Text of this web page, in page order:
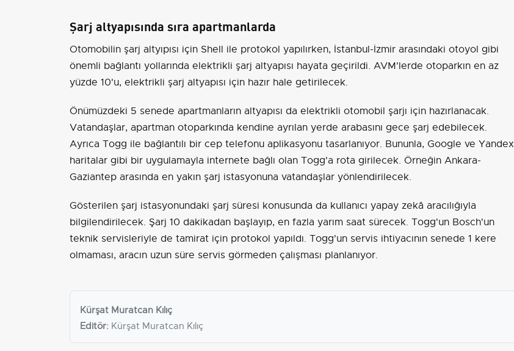
Şarj altyapısında sıra apartmanlarda
Otomobilin şarj altyıpısı için Shell ile protokol yapılırken, İstanbul-İzmir arasındaki otoyol gibi
önemli bağlantı yollarında elektrikli şarj altyapısı hayata geçirildi. AVM'lerde otoparkın en az
yüzde 10'u, elektrikli şarj altyapısı için hazır hale getirilecek.
Önümüzdeki 5 senede apartmanların altyapısı da elektrikli otomobil şarjı için hazırlanacak.
Vatandaşlar, apartman otoparkında kendine ayrılan yerde arabasını gece şarj edebilecek.
Ayrıca Togg ile bağlantılı bir cep telefonu aplikasyonu tasarlanıyor. Bununla, Google ve Yandex
haritalar gibi bir uygulamayla internete bağlı olan Togg'a rota girilecek. Örneğin Ankara-
Gaziantep arasında en yakın şarj istasyonuna vatandaşlar yönlendirilecek.
Gösterilen şarj istasyonundaki şarj süresi konusunda da kullanıcı yapay zekâ aracılığıyla
bilgilendirilecek. Şarj 10 dakikadan başlayıp, en fazla yarım saat sürecek. Togg'un Bosch'un
teknik servisleriyle de tamirat için protokol yapıldı. Togg'un servis ihtiyacının senede 1 kere
olmaması, aracın uzun süre servis görmeden çalışması planlanıyor.
Kürşat Muratcan Kılıç
Editör: Kürşat Muratcan Kılıç